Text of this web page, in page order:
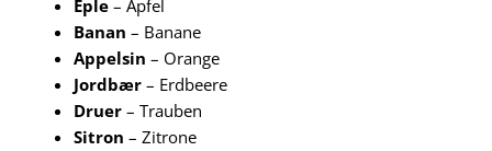
Eple – Apfel
Banan – Banane
Appelsin – Orange
Jordbær – Erdbeere
Druer – Trauben
Sitron – Zitrone